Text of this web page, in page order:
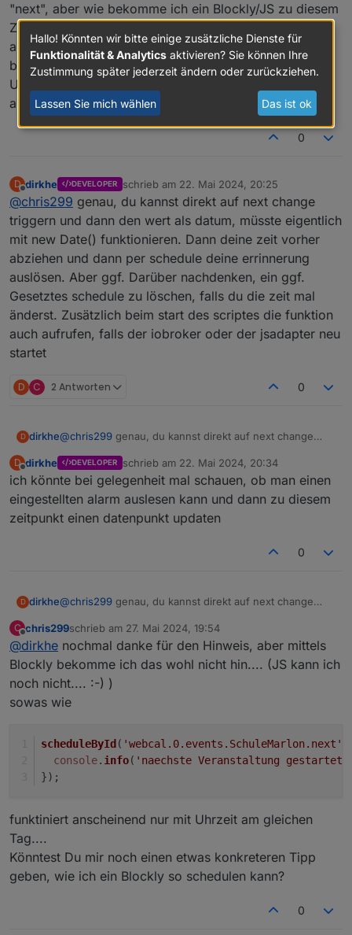
schon 2 Lösungsvorschläge gemacht, die wurden aber
Sollte in der 1.3.7 gefixt sein. Das Logging habe ich auch
ein bisschen angepasst
"next", aber wie bekomme ich ein Blockly/JS zu diesem
Zeitpunkt, bzw. besser etwas davor getriggert?
aktulle habe ich nur eine täglichen trigger, aber schon
beim Zeitversatz wird es knifflig, weil die Termine in
UTC sind.... kann man irgendwie direkt einen Trigger
auf einen Termin legen (z.B. bei Änderung von "next"?
0
D
Offline
dirkhe DEVELOPER schrieb am 22. Mai 2024, 20:25
zuletzt editiert von
@chris299 genau, du kannst direkt auf next change
triggern und dann den wert als datum, müsste eigentlich
mit new Date() funktionieren. Dann deine zeit vorher
abziehen und dann per schedule deine errinnerung
auslösen. Aber ggf. Darüber nachdenken, ein ggf.
Gesetztes schedule zu löschen, falls du die zeit mal
änderst. Zusätzlich beim start des scriptes die funktion
auch aufrufen, falls der iobroker oder der jsadapter neu
startet
D C 2 Antworten 0
D dirkhe@chris299 genau, du kannst direkt auf next change
eigentlich mit new Date() funktionieren. Dann deine zeit
vorher abziehen und dann per schedule deine
errinnerung auslösen. Aber ggf. Darüber nachdenken,
ein ggf. Gesetztes schedule zu löschen, falls du die zeit
mal änderst. Zusätzlich beim start des scriptes die
D
Offline
dirkhe DEVELOPER schrieb am 22. Mai 2024, 20:34
zuletzt editiert von
ich könnte bei gelegenheit mal schauen, ob man einen
eingestellten alarm auslesen kann und dann zu diesem
zeitpunkt einen datenpunkt updaten
0
D dirkhe@chris299 genau, du kannst direkt auf next change
eigentlich mit new Date() funktionieren. Dann deine zeit
vorher abziehen und dann per schedule deine
errinnerung auslösen. Aber ggf. Darüber nachdenken,
ein ggf. Gesetztes schedule zu löschen, falls du die zeit
mal änderst. Zusätzlich beim start des scriptes die
funktion auch aufrufen, falls der iobroker oder der
C
Offline
chris299schrieb am 27. Mai 2024, 19:54
zuletzt editiert von
@dirkhe nochmal danke für den Hinweis, aber mittels
Blockly bekomme ich das wohl nicht hin.... (JS kann ich
noch nicht.... :-) )
sowas wie
scheduleById ( 'webcal.0.events.SchuleMarlon.next'
console. info( 'naechste Veranstaltung gestartet
});
funktiniert anscheinend nur mit Uhrzeit am gleichen
Tag....
Könntest Du mir noch einen etwas konkreteren Tipp
geben, wie ich ein Blockly so schedulen kann?
0
Hallo! Könnten wir bitte einige zusätzliche Dienste für
Funktionalität & Analytics aktivieren? Sie können Ihre
Zustimmung später jederzeit ändern oder zurückziehen.
Lassen Sie mich wählen Das ist ok